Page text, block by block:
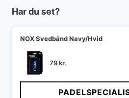
Har du set?
NOX Svedbånd Navy/Hvid
79kr.